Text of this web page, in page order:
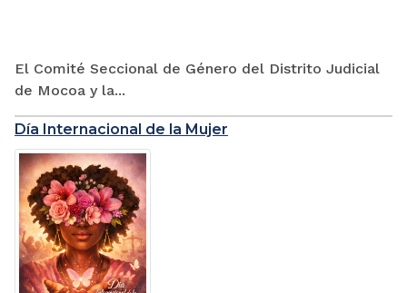
El Comité Seccional de Género del Distrito Judicial
de Mocoa y la...
Día Internacional de la Mujer